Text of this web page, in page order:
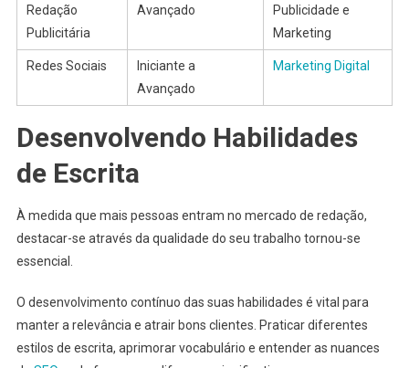
Redação
Publicitária
Avançado
Publicidade e
Marketing
Redes Sociais
Iniciante a
Avançado
Marketing Digital
Desenvolvendo Habilidades
de Escrita
À medida que mais pessoas entram no mercado de redação,
destacar-se através da qualidade do seu trabalho tornou-se
essencial.
O desenvolvimento contínuo das suas habilidades é vital para
manter a relevância e atrair bons clientes. Praticar diferentes
estilos de escrita, aprimorar vocabulário e entender as nuances